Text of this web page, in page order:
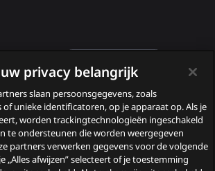
B&B Vol
van
privacy belangrijk
slaan persoonsgegevens, zoals
of unieke identificatoren, op je apparaat op. Als je
worden trackingtechnologieën ingeschakeld
te ondersteunen die worden weergegeven
partners verwerken gegevens voor de volgende
„Alles afwijzen” selecteert of je toestemming